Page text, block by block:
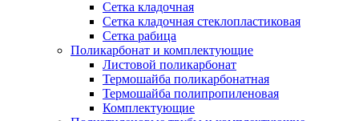
Сетка кладочная
Сетка кладочная стеклопластиковая
Сетка рабица
Поликарбонат и комплектующие
Листовой поликарбонат
Термошайба поликарбонатная
Термошайба полипропиленовая
Комплектующие